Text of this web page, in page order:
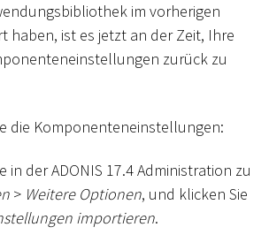
im vorherigen
haben, ist es jetzt an der Zeit, Ihre
zurück zu
die Komponenteneinstellungen:
in der ADONIS 17.4 Administration zu
> Weitere Optionen, und klicken Sie
importieren.